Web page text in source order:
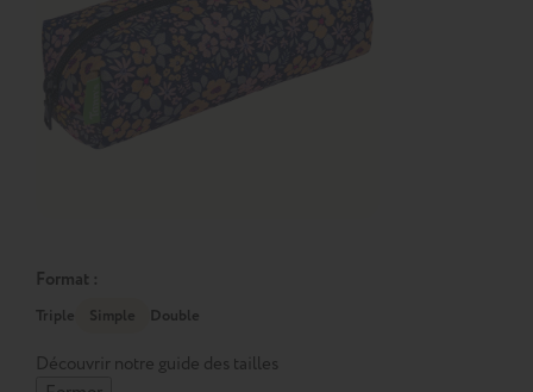
Format :
Triple Simple Double
Découvrir notre guide des tailles